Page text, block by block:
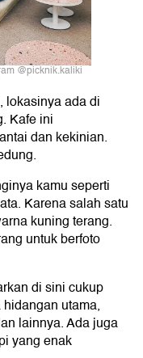
@picknik.kaliki
lokasinya ada di
Kafe ini
dan kekinian.
kamu seperti
Karena salah satu
kuning terang.
untuk berfoto
di sini cukup
utama,
lainnya. Ada juga
yang enak